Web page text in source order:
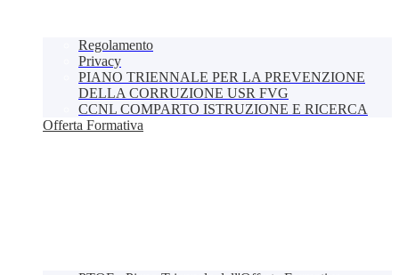
Regolamento
Privacy
PIANO TRIENNALE PER LA PREVENZIONE
DELLA CORRUZIONE USR FVG
CCNL COMPARTO ISTRUZIONE E RICERCA
Offerta Formativa